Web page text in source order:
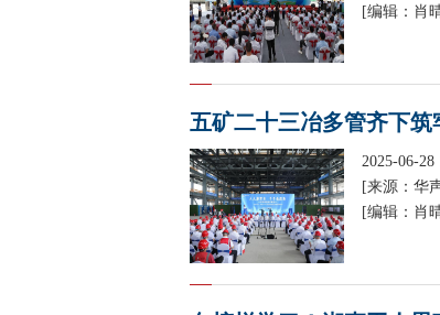
[编辑：肖
五矿二十三冶多管齐下
2025-06-28
[来源：华
[编辑：肖